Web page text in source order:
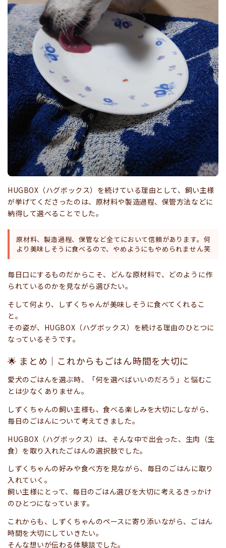
HUGBOX（ハグボックス）を続けている理由として、飼い主様
が挙げてくださったのは、原材料や製造過程、保管方法などに
納得して選べることでした。
原材料、製造過程、保管など全てにおいて信頼があります。何
より美味しそうに食べるので、やめようにもやめられません笑
毎日口にするものだからこそ、どんな原材料で、どのように作
られているのかを見ながら選びたい。
そして何より、しずくちゃんが美味しそうに食べてくれるこ
と。
その姿が、HUGBOX（ハグボックス）を続ける理由のひとつに
なっているそうです。
🌟 まとめ｜これからもごはん時間を大切に
愛犬のごはんを選ぶ時、「何を選べばいいのだろう」と悩むこ
とは少なくありません。
しずくちゃんの飼い主様も、食べる楽しみを大切にしながら、
毎日のごはんについて考えてきました。
HUGBOX（ハグボックス）は、そんな中で出会った、生肉（生
食）を取り入れたごはんの選択肢でした。
しずくちゃんの好みや食べ方を見ながら、毎日のごはんに取り
入れていく。
飼い主様にとって、毎日のごはん選びを大切に考えるきっかけ
のひとつになっています。
これからも、しずくちゃんのペースに寄り添いながら、ごはん
時間を大切にしていきたい。
そんな想いが伝わる体験談でした。